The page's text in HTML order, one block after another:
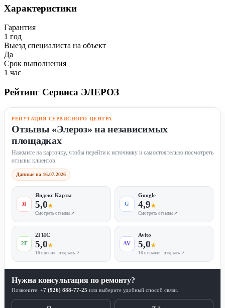
Характеристики
Гарантия
1 год
Выезд специалиста на объект
Да
Срок выполнения
1 час
Рейтинг Сервиса ЭЛЕРОЗ
РЕПУТАЦИЯ СЕРВИСНОГО ЦЕНТРА
Отзывы «Элероз» на независимых
площадках
Нажмите на карточку, чтобы перейти к источнику и самостоятельно посмотреть
отзывы клиентов.
Данные на 16.07.2026
Я
Яндекс Карты
5,0★
Смотреть отзывы ↗
G
Google
4,9★
Смотреть отзывы ↗
2Г
2ГИС
5,0★
16 оценок · открыть ↗
AV
Avito
5,0★
16 отзывов · открыть ↗
Нужна консультация по ремонту?
Позвоните: +7 (926) 888-77-25 или выберите удобный способ связи.